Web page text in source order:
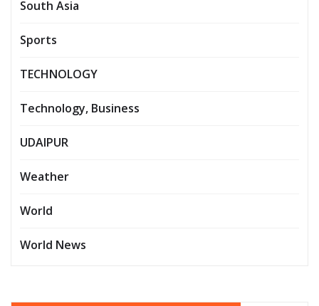
South Asia
Sports
TECHNOLOGY
Technology, Business
UDAIPUR
Weather
World
World News